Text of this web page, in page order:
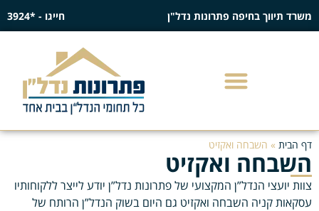
משרד תיווך בחיפה פתרונות נדל"ן חייגו - *3924
דף הבית » השבחה ואקזיט
השבחה ואקזיט
צוות יועצי הנדל”ן המקצועי של פתרונות נדל”ן יודע לייצר ללקוחותיו
עסקאות קניה השבחה ואקזיט גם היום בשוק הנדל”ן הרותח של